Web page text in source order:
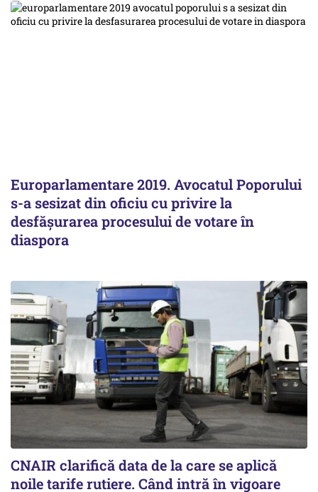
Europarlamentare 2019. Avocatul Poporului
s-a sesizat din oficiu cu privire la
desfăşurarea procesului de votare în
diaspora
CNAIR clarifică data de la care se aplică
noile tarife rutiere. Când intră în vigoare